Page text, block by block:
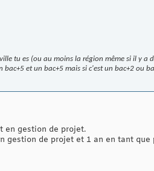
tu es (ou au moins la région même si il y a
et un bac+5 mais si c'est un bac+2 ou
en gestion de projet.
gestion de projet et 1 an en tant